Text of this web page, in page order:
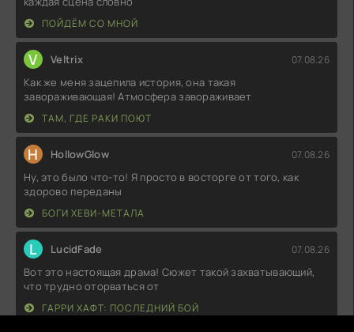
ПОЙДЁМ СО МНОЙ
V Veltrix 07.08.26
Как же меня зацепила история, она такая
завораживающая! Атмосфера завораживает
ТАМ, ГДЕ РАКИ ПОЮТ
H HollowGlow 07.08.26
Ну, это было что-то! Я просто в восторге от того, как
здорово переданы
БОГИ ХЕВИ-МЕТАЛА
L LucidFade 07.08.26
Вот это настоящая драма! Сюжет такой захватывающий,
что трудно оторваться от
ГАРРИ ХАФТ: ПОСЛЕДНИЙ БОЙ